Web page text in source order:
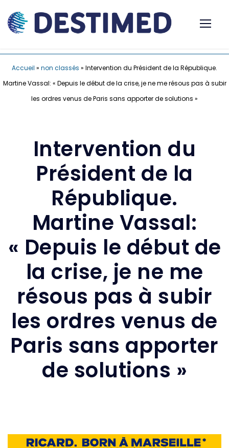
Accueil » non classés » Intervention du Président de la République.
Martine Vassal: « Depuis le début de la crise, je ne me résous pas à subir
les ordres venus de Paris sans apporter de solutions »
Intervention du
Président de la
République.
Martine Vassal:
« Depuis le début de
la crise, je ne me
résous pas à subir
les ordres venus de
Paris sans apporter
de solutions »